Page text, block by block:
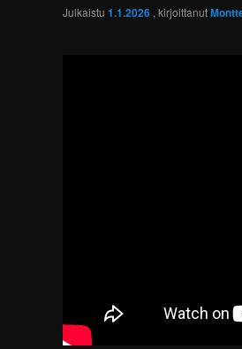
Julkaistu 1.1.2026 , kirjoittanut